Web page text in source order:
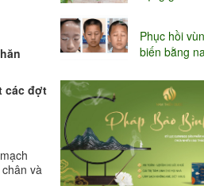
các đợt
và
Phục hồi vùng
biến bằng